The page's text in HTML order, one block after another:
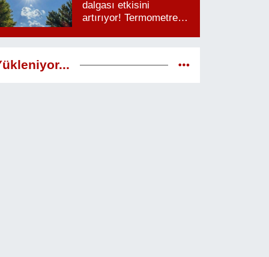
dalgası etkisini
artırıyor! Termometreler